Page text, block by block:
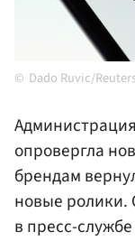
Dado Ruvic/
опровергла
брендам
новые ролики.
в пресс-